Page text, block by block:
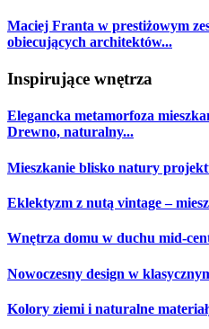
Maciej Franta w prestiżowym
obiecujących architektów...
Inspirujące wnętrza
Elegancka metamorfoza
Drewno, naturalny...
Mieszkanie blisko natury
Eklektyzm z nutą vintage –
Wnętrza domu w duchu mid-
Nowoczesny design w
Kolory ziemi i naturalne